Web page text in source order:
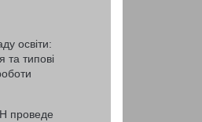
освіти:
та типові
проведе